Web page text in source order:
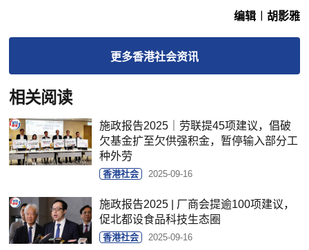
编辑︱胡影雅
更多香港社会资讯
相关阅读
施政报告2025｜劳联提45项建议，倡破
欠基金扩至欠供强积金，暂停输入部分工
种外劳
香港社会 2025-09-16
施政报告2025 | 厂商会提逾100项建议，
促北都设食品科技生态圈
香港社会 2025-09-16